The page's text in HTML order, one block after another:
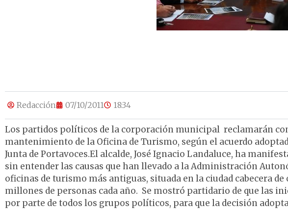
Redacción 07/10/2011 18:34
Los partidos políticos de la corporación municipal reclamarán
mantenimiento de la Oficina de Turismo, según el acuerdo
Junta de Portavoces.El alcalde, José Ignacio Landaluce, ha
sin entender las causas que han llevado a la Administración
oficinas de turismo más antiguas, situada en la ciudad cabecera
millones de personas cada año. Se mostró partidario de que las
por parte de todos los grupos políticos, para que la decisión